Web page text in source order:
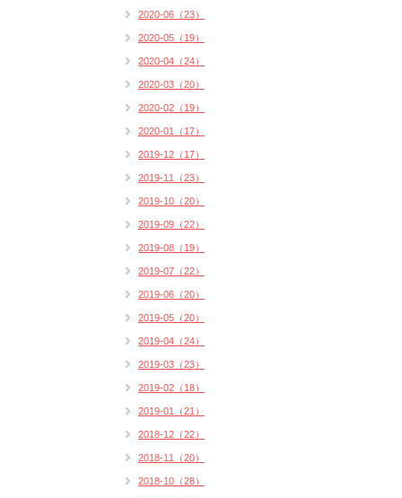
2020-06（23）
2020-05（19）
2020-04（24）
2020-03（20）
2020-02（19）
2020-01（17）
2019-12（17）
2019-11（23）
2019-10（20）
2019-09（22）
2019-08（19）
2019-07（22）
2019-06（20）
2019-05（20）
2019-04（24）
2019-03（23）
2019-02（18）
2019-01（21）
2018-12（22）
2018-11（20）
2018-10（28）